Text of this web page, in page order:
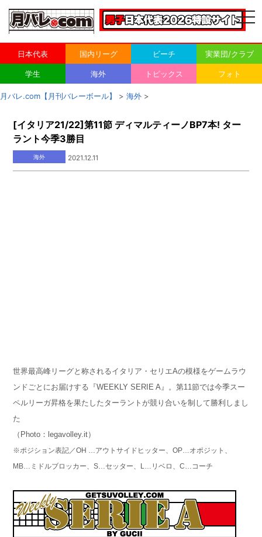
日本代表 国内リーグ ビーチ 実業団/クラブ
学生 海外 トピックス フォト
月バレ.com【月刊バレーボール】 > 海外 >
[イタリア21/22]第11節 ディマルティーノBP7本! ター
ラント今季3勝目
海外 2021.12.11
世界最高峰リーグと称されるイタリア・セリエAの模様をゲームラウ
ンドごとにお届けする『WEEKLY SERIE A』。第11節では今季スー
ペルリーガ昇格を果たしたターラントが競り合いを制して勝利しまし
た
（Photo：legavolley.it）
※ポジション表記／OH …アウトサイドヒッター、OP…オポジット、
MB…ミドルブロッカー、S…セッター、L…リベロ、C…コーチ